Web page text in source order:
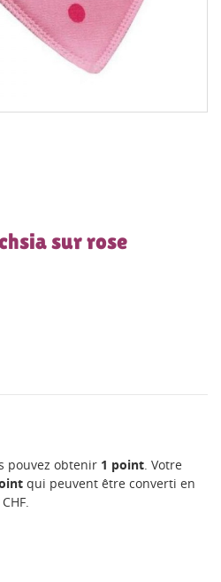
sur rose
pouvez obtenir 1 point. Votre
qui peuvent être converti en
.